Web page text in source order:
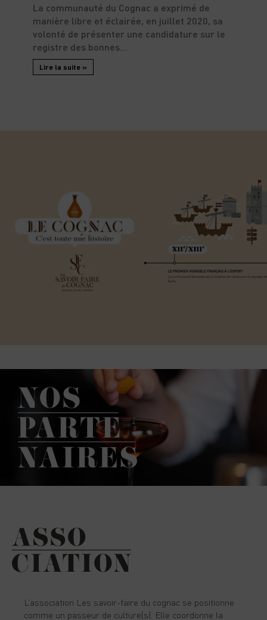
La communauté du Cognac a exprimé de
manière libre et éclairée, en juillet 2020, sa
volonté de présenter une candidature sur le
registre des bonnes
Lire la suite »
L’association Les savoir-faire du cognac se positionne
comme un passeur de culture(s). Elle coordonne la